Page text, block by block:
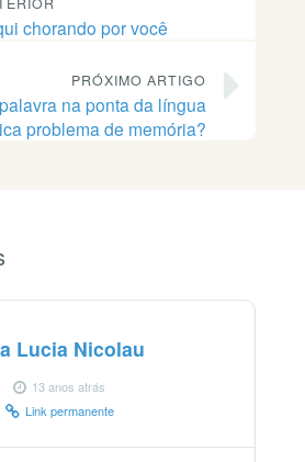
chorando por você
PRÓXIMO ARTIGO
na ponta da língua
problema de memória?
Lucia Nicolau
13 anos atrás
Link permanente